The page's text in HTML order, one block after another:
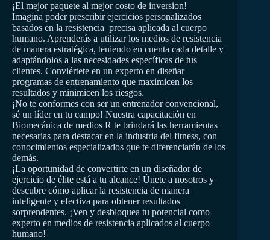
¡El mejor paquete al mejor costo de inversion!
Imagina poder prescribir ejercicios personalizados
basados en la resistencia precisa aplicada al cuerpo
humano. Aprenderás a utilizar los medios de resistencia
de manera estratégica, teniendo en cuenta cada detalle y
adaptándolos a las necesidades específicas de tus
clientes. Conviértete en un experto en diseñar
programas de entrenamiento que maximicen los
resultados y minimicen los riesgos.
¡No te conformes con ser un entrenador convencional,
sé un líder en tu campo! Nuestra capacitación en
Biomecánica de medios R te brindará las herramientas
necesarias para destacar en la industria del fitness, con
conocimientos especializados que te diferenciarán de los
demás.
¡La oportunidad de convertirte en un diseñador de
ejercicio de élite está a tu alcance! Únete a nosotros y
descubre cómo aplicar la resistencia de manera
inteligente y efectiva para obtener resultados
sorprendentes. ¡Ven y desbloquea tu potencial como
experto en medios de resistencia aplicados al cuerpo
humano!